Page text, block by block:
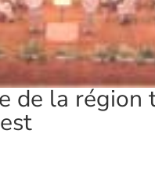
de la région